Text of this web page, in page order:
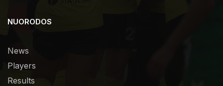
NUORODOS
News
Players
Results